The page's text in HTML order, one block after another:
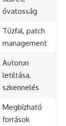
óvatosság
Tűzfal, patch
management
Autorun
letiltása,
szkennelés
Megbízható
források